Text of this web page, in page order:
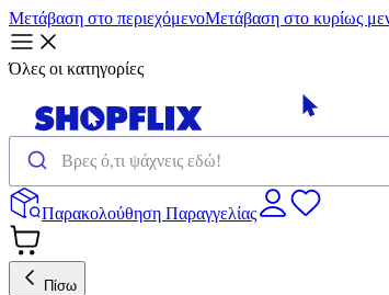
Μετάβαση στο περιεχόμενοΜετάβαση στο κυρίως
Όλες οι κατηγορίες
Παρακολούθηση Παραγγελίας
Πίσω